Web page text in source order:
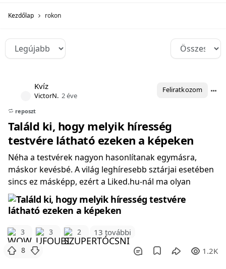
Kezdőlap rokon
Kvíz
VictorN. 2 éve
Feliratkozom
Találd ki, hogy melyik híresség
testvére látható ezeken a képeken
reposzt
Néha a testvérek nagyon hasonlítanak egymásra,
máskor kevésbé. A világ leghíresebb sztárjai esetében
sincs ez másképp, ezért a Liked.hu-nál ma olyan
3 3 2 13 további
8 1.2K